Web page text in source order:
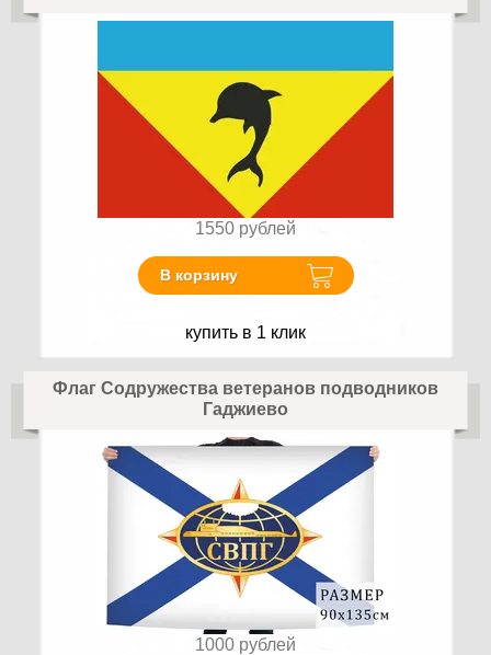
1550 рублей
В корзину
купить в 1 клик
Флаг Содружества ветеранов подводников
Гаджиево
1000 рублей